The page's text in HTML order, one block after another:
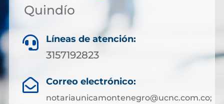
Quindío
 Líneas de atención:
3157192823
 Correo electrónico:
notariaunicamontenegro@ucnc.com.co;